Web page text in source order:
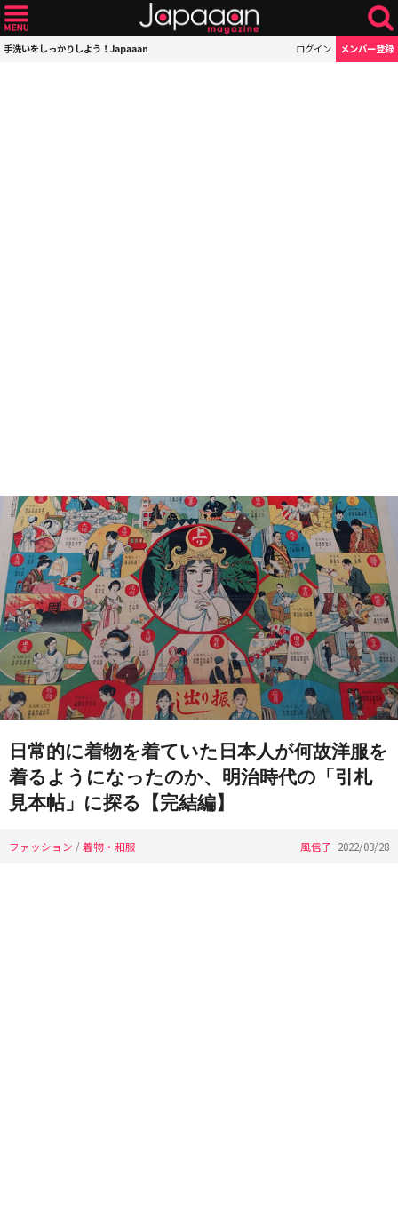
手洗いをしっかりしよう！Japaaan ログイン メンバー登録
日常的に着物を着ていた日本人が何故洋服を
着るようになったのか、明治時代の「引札
見本帖」に探る【完結編】
ファッション /着物・和服 風信子 2022/03/28